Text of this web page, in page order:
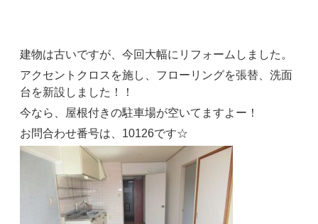
建物は古いですが、今回大幅にリフォームしました。
アクセントクロスを施し、フローリングを張替、洗面
台を新設しました！！
今なら、屋根付きの駐車場が空いてますよー！
お問合わせ番号は、10126です☆